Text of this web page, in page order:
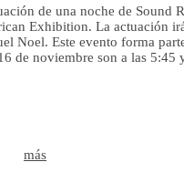
de una noche de Sound
Exhibition. La actuación
Noel. Este evento forma
de noviembre son a las 5:45
más